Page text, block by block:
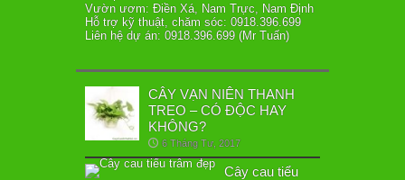
Vườn ươm: Điền Xá, Nam Trực, Nam Định
Hỗ trợ kỹ thuật, chăm sóc: 0918.396.699
Liên hệ dự án: 0918.396.699 (Mr Tuấn)
CÂY VẠN NIÊN THANH
TREO – CÓ ĐỘC HAY
KHÔNG?
6 Tháng Tư, 2017
Cây cau tiểu